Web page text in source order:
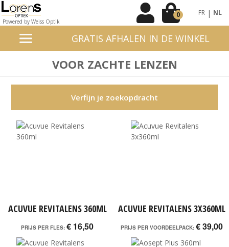
Powered by Weiss Optik
0 FR | NL
GRATIS AFHALEN IN DE WINKEL
VOOR ZACHTE LENZEN
Verfijn je zoekopdracht
ACUVUE REVITALENS 360ML
PRIJS PER FLES: € 16,50
ACUVUE REVITALENS 3X360ML
PRIJS PER VOORDEELPACK: € 39,00